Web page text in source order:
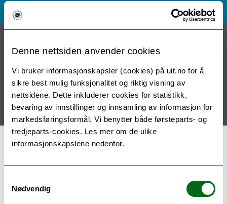
Denne nettsiden anvender cookies
Vi bruker informasjonskapsler (cookies) på uit.no for å
sikre best mulig funksjonalitet og riktig visning av
nettsidene. Dette inkluderer cookies for statistikk,
bevaring av innstillinger og innsamling av informasjon for
markedsføringsformål. Vi benytter både førsteparts- og
tredjeparts-cookies. Les mer om de ulike
informasjonskapslene nedenfor.
Nødvendig
Sammensetning av styret
Lenker til aktiviteter mm.
Vedtekter
Kontakt
Forslag til aktiviteter
Referater
Bankforbindelse og kontonummer
Sammensetning av styret
Årsmøtet i